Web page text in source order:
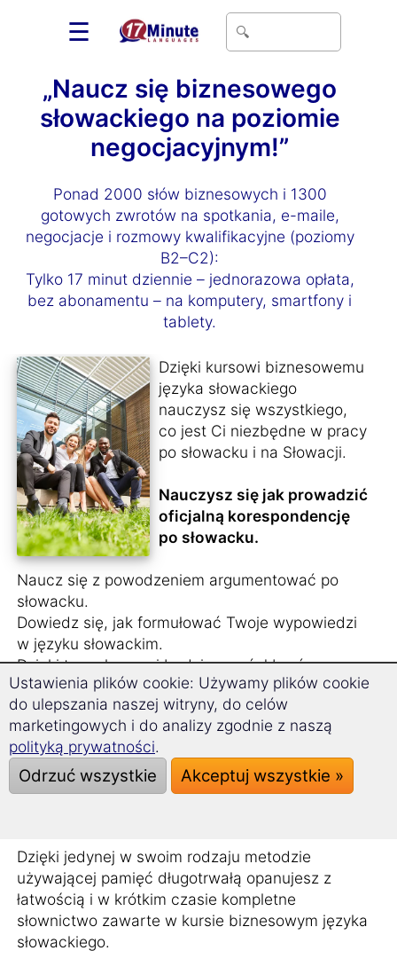
☰
„Naucz się biznesowego
słowackiego na poziomie
negocjacyjnym!”
Ponad 2000 słów biznesowych i 1300
gotowych zwrotów na spotkania, e-maile,
negocjacje i rozmowy kwalifikacyjne (poziomy
B2–C2):
Tylko 17 minut dziennie – jednorazowa opłata,
bez abonamentu – na komputery, smartfony i
tablety.
Dzięki kursowi biznesowemu
języka słowackiego
nauczysz się wszystkiego,
co jest Ci niezbędne w pracy
po słowacku i na Słowacji.
Nauczysz się jak prowadzić
oficjalną korespondencję
po słowacku.
Naucz się z powodzeniem argumentować po
słowacku.
Dowiedz się, jak formułować Twoje wypowiedzi
w języku słowackim.
Dzięki temu kursowi będziesz mógł brać
aktywny udział w spotkaniach biznesowych po
słowacku.
Aplikuj o pracę po słowacku.
Otrzymasz praktyczne słownictwo i istotne
zwroty, aby wywrzeć dobre wrażenie na
Dzięki jedynej w swoim rodzaju metodzie
używającej pamięć długotrwałą opanujesz z
łatwością i w krótkim czasie kompletne
słownictwo zawarte w kursie biznesowym języka
słowackiego.
Ustawienia plików cookie: Używamy plików cookie
do ulepszania naszej witryny, do celów
marketingowych i do analizy zgodnie z naszą
polityką prywatności.
Odrzuć wszystkie Akceptuj wszystkie »